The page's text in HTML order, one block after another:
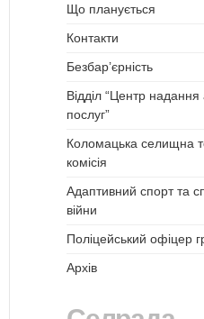
Що планується
Контакти
Безбар’єрність
Відділ “Центр надання
послуг”
Коломацька селищна
комісія
Адаптивний спорт та
війни
Поліцейський офіцер
Архів